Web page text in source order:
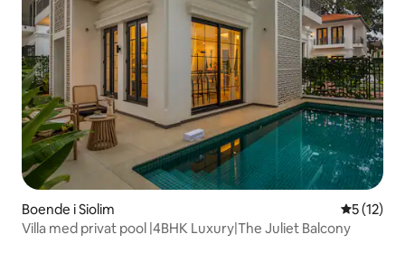
Boende i Siolim 5 av 5 i
5 (12)
Villa med privat pool |4BHK Luxury|The Juliet Balcony